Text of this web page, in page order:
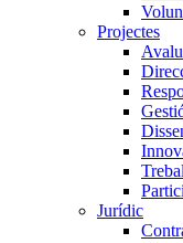
Projectes
Jurídic